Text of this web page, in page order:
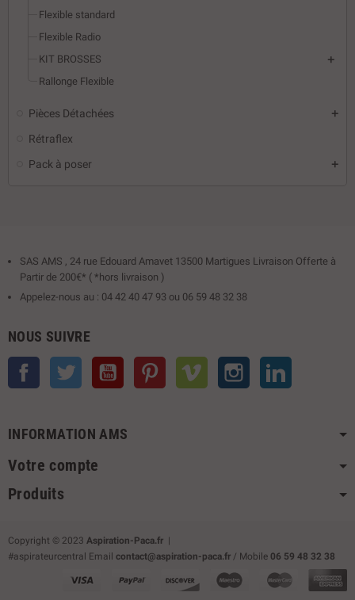
Flexible standard
Flexible Radio
KIT BROSSES
Rallonge Flexible
Pièces Détachées
Rétraflex
Pack à poser
SAS AMS , 24 rue Edouard Amavet 13500 Martigues Livraison Offerte à
Partir de 200€* ( *hors livraison )
Appelez-nous au : 04 42 40 47 93 ou 06 59 48 32 38
NOUS SUIVRE
Facebook Twitter YouTube Pinterest Vimeo Instagram
INFORMATION AMS
Votre compte
Produits
Copyright © 2023 Aspiration-Paca.fr
#aspirateurcentral Email contact@aspiration-paca.fr / Mobile 06 59 48 32 38